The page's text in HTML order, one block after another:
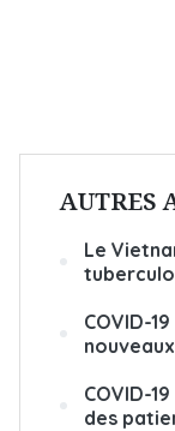
AUTRES
Le
COVID-
COVID-
des